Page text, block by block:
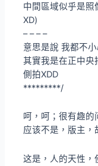
中間區域似乎是照
XD)
– – – –
意思是說 我都不
其實我是在正中央
側拍XDD
*********/
呵，呵；很有趣的
应该不是，版主，
这是，人的天性，